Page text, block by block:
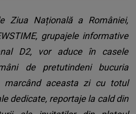
Ziua Națională a României,
grupajele informative
D2, vor aduce în casele
de pretutindeni bucuria
marcând aceasta zi cu totul
dedicate, reportaje la cald din